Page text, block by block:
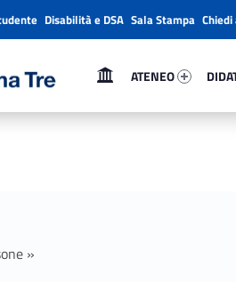
Primary Menu
ATENEO
Disabilità e DSA Sala Stampa Chiedi
»